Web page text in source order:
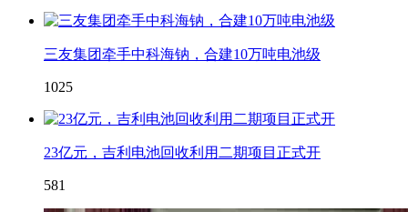
三友集团牵手中科海钠，合建10万吨电池级
1025
23亿元，吉利电池回收利用二期项目正式开
581